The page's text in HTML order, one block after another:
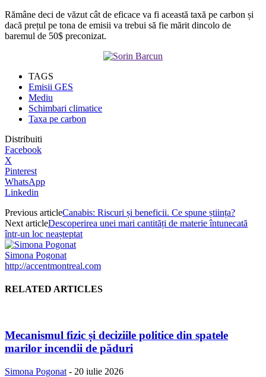
Rămâne deci de văzut cât de eficace va fi această taxă pe carbon și
dacă prețul pe tona de emisii va trebui să fie mărit dincolo de
baremul de 50$ preconizat.
TAGS
Emisii GES
Mediu
Schimbari climatice
Taxa pe carbon
Distribuiti
Facebook
X
Pinterest
WhatsApp
Linkedin
Previous articleCanabis: Riscuri și beneficii. Ce spune știința?
Next articleDescoperirea unei mari cantități de materie întunecată
într-un loc neașteptat
Simona Pogonat
http://accentmontreal.com
RELATED ARTICLES
Mecanismul fizic și deciziile politice din spatele
marilor incendii de păduri
Simona Pogonat - 20 iulie 2026